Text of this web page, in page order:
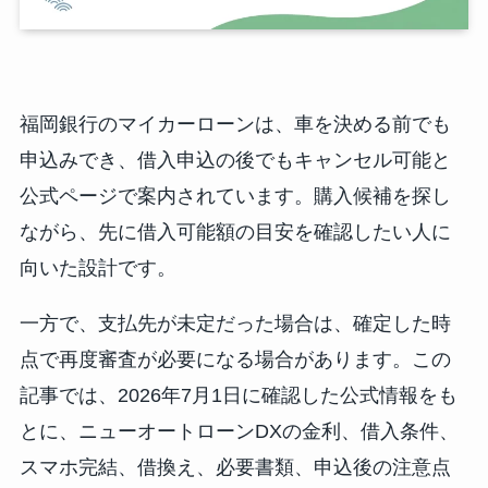
福岡銀行のマイカーローンは、車を決める前でも
申込みでき、借入申込の後でもキャンセル可能と
公式ページで案内されています。購入候補を探し
ながら、先に借入可能額の目安を確認したい人に
向いた設計です。
一方で、支払先が未定だった場合は、確定した時
点で再度審査が必要になる場合があります。この
記事では、2026年7月1日に確認した公式情報をも
とに、ニューオートローンDXの金利、借入条件、
スマホ完結、借換え、必要書類、申込後の注意点